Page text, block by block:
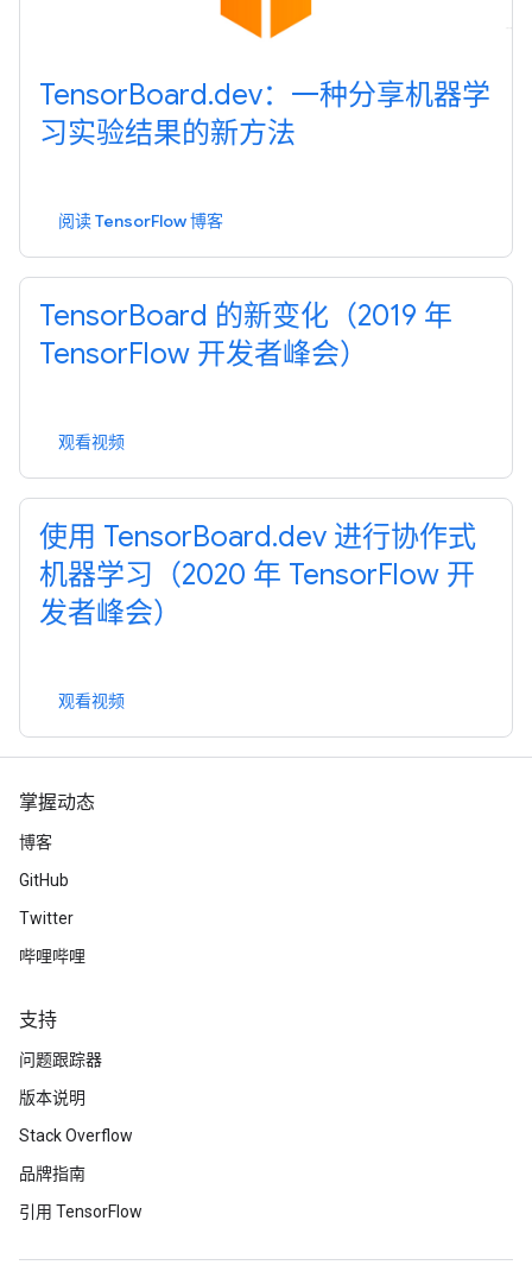
TensorBoard.dev：一种分享机器学
习实验结果的新方法
阅读 TensorFlow 博客
TensorBoard 的新变化（2019 年
TensorFlow 开发者峰会）
观看视频
使用 TensorBoard.dev 进行协作式
机器学习（2020 年 TensorFlow 开
发者峰会）
观看视频
掌握动态
博客
GitHub
Twitter
哔哩哔哩
支持
问题跟踪器
版本说明
Stack Overflow
品牌指南
引用 TensorFlow